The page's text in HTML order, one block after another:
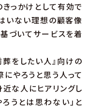
っかけとして有効で
いない理想の顧客像
づいてサービスを着
をしたい人』向けの
にやろうと思う人って
近な人にヒアリングし
うとは思わない」と